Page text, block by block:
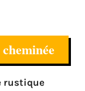
rustique